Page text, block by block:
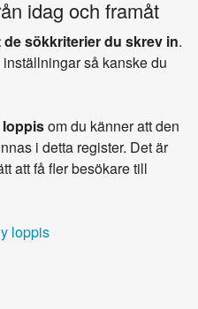
idag och framåt
sökkriterier du skrev in.
så kanske du
loppisom du känner att den
i detta register. Det är
att få fler besökare till
loppis